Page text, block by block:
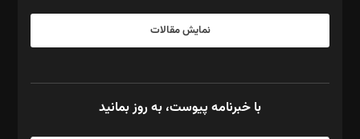
نمایش مقالات
با خبرنامه پیوست، به روز بمانید